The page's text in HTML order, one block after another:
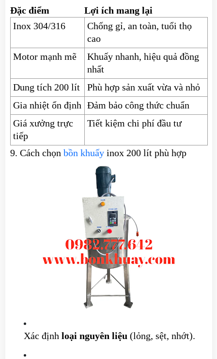
Đặc điểm
Lợi ích mang lại
Inox 304/316
Chống gỉ, an toàn, tuổi thọ
cao
Motor mạnh mẽ
Khuấy nhanh, hiệu quả đồng
nhất
Dung tích 200 lít
Phù hợp sản xuất vừa và nhỏ
Gia nhiệt ổn định Đảm bảo công thức chuẩn
Giá xưởng trực
tiếp
Tiết kiệm chi phí đầu tư
9. Cách chọn bồn khuấy inox 200 lít phù hợp
Xác định loại nguyên liệu (lỏng, sệt, nhớt).